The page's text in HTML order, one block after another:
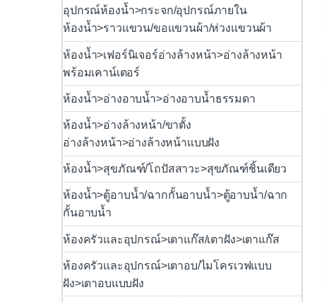
อุปกรณ์ห้องน้ำ>กระจก/อุปกรณ์ภายใน
ห้องน้ำ>ราวแขวน/ขอแขวนผ้า/ห่วงแขวนผ้า
ห้องน้ำ>เฟอร์นิเจอร์อ่างล้างหน้า>อ่างล้างหน้า
พร้อมเคาน์เตอร์
ห้องน้ำ>อ่างอาบน้ำ>อ่างอาบน้ำธรรมดา
ห้องน้ำ>อ่างล้างหน้า/ขาตั้ง
อ่างล้างหน้า>อ่างล้างหน้าแบบฝัง
ห้องน้ำ>สุขภัณฑ์/โถปัสสาวะ>สุขภัณฑ์ชิ้นเดียว
ห้องน้ำ>ตู้อาบน้ำ/ฉากกั้นอาบน้ำ>ตู้อาบน้ำ/ฉาก
กั้นอาบน้ำ
ห้องครัวและอุปกรณ์>เตาแก๊ส/เตาฝัง>เตาแก๊ส
ห้องครัวและอุปกรณ์>เตาอบ/ไมโครเวฟแบบ
ฝัง>เตาอบแบบฝัง